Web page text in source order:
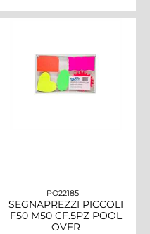
PO22185
SEGNAPREZZI PICCOLI
F50 M50 CF.5PZ POOL
OVER